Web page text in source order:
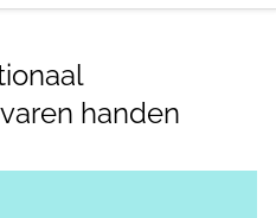
handen